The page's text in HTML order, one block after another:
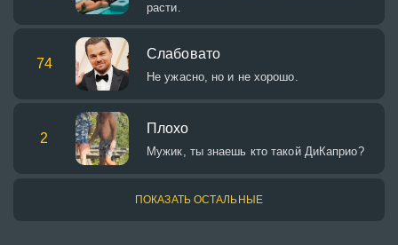
расти.
74
Слабовато
Не ужасно, но и не хорошо.
2
Плохо
Мужик, ты знаешь кто такой ДиКаприо?
ПОКАЗАТЬ ОСТАЛЬНЫЕ